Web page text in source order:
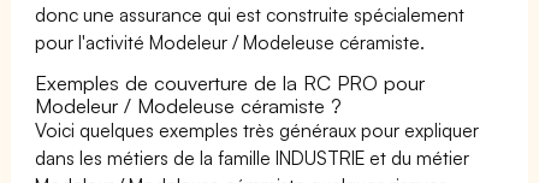
donc une assurance qui est construite spécialement
pour l'activité Modeleur / Modeleuse céramiste.
Exemples de couverture de la RC PRO pour
Modeleur / Modeleuse céramiste ?
Voici quelques exemples très généraux pour expliquer
dans les métiers de la famille INDUSTRIE et du métier